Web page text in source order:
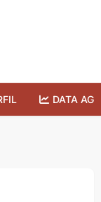
DATA AG